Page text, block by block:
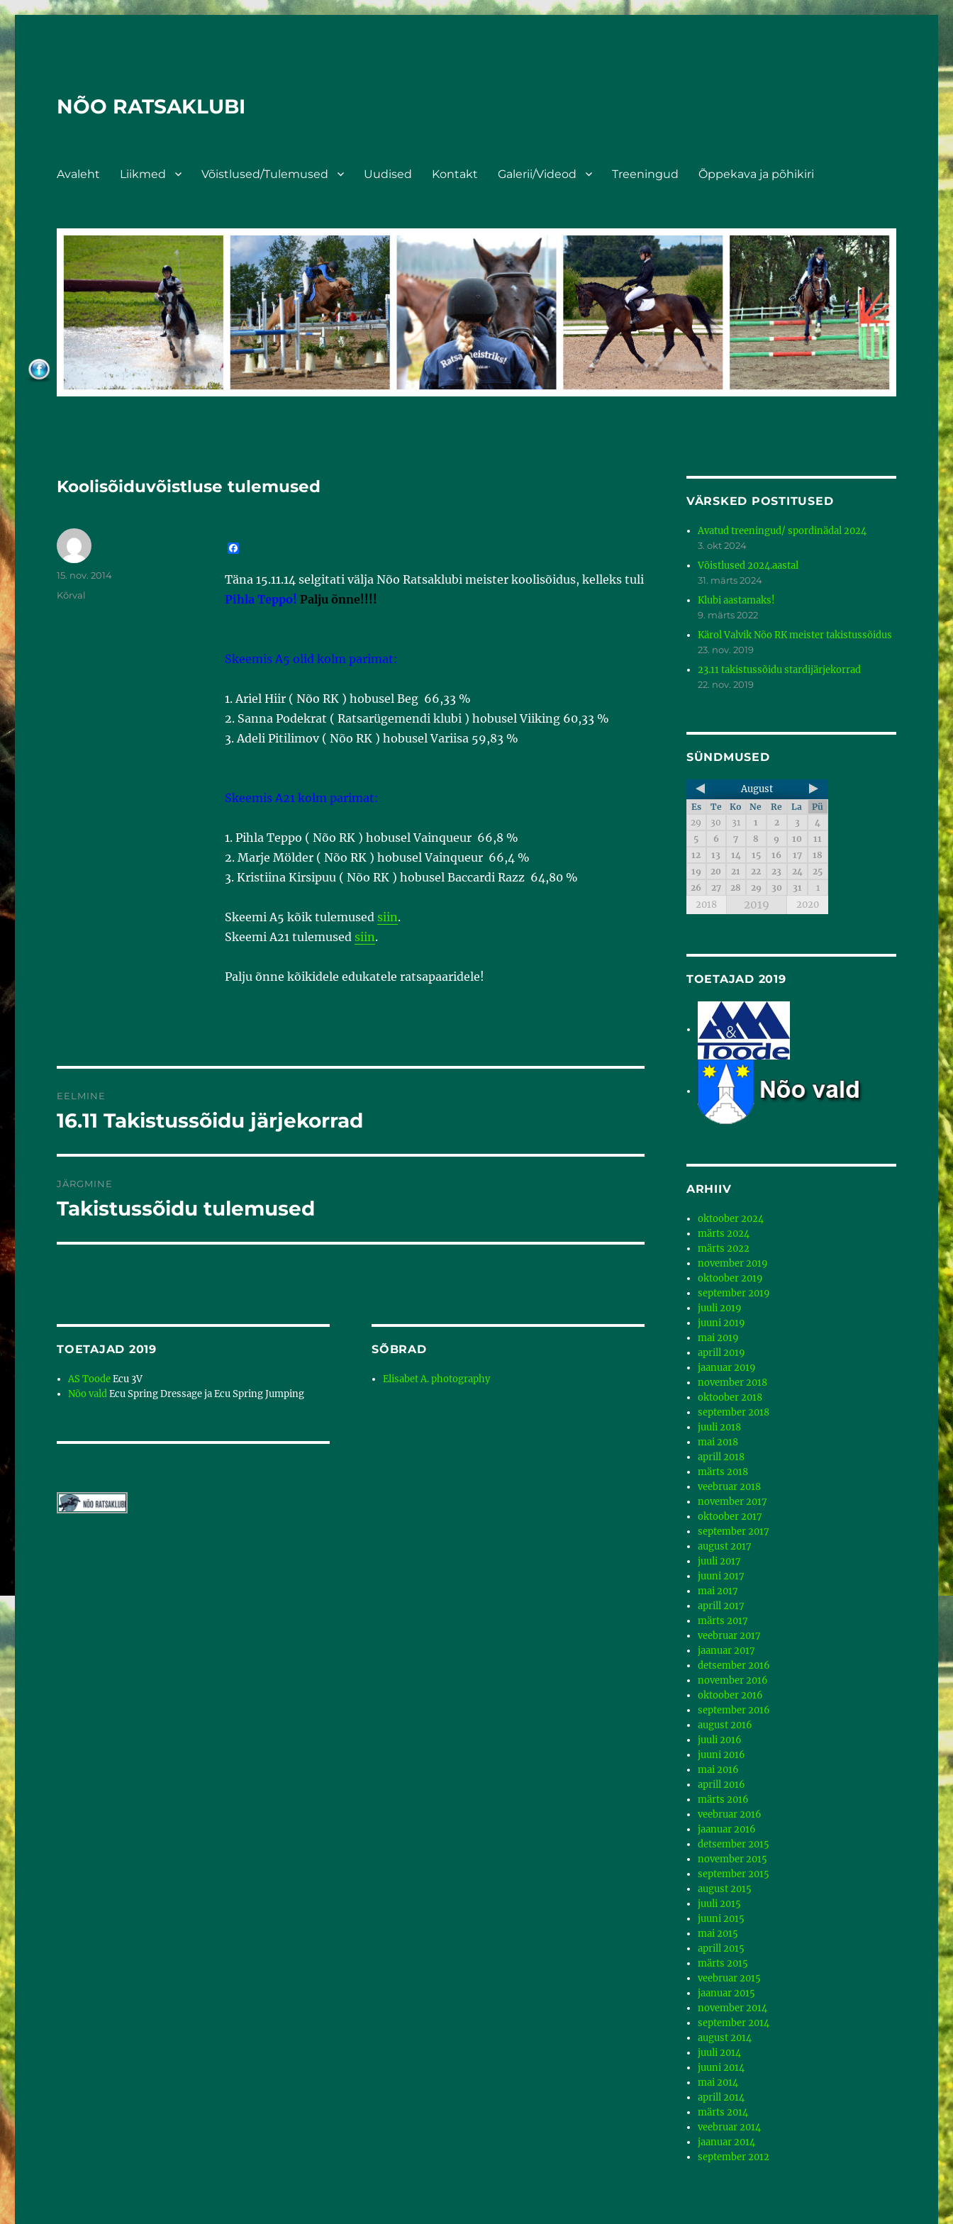
NÕO RATSAKLUBI
Avaleht Liikmed Võistlused/Tulemused Uudised Kontakt Galerii/Videod Treeningud Õppekava ja põhikiri
Koolisõiduvõistluse tulemused
F
e
b
o
Täna 15.11.14 selgitati välja Nõo Ratsaklubi meister koolisõidus, kelleks tuli
Pihla Teppo! Palju õnne!!!!
Skeemis A5 olid kolm parimat:
1. Ariel Hiir ( Nõo RK ) hobusel Beg 66,33 %
2. Sanna Podekrat ( Ratsarügemendi klubi ) hobusel Viiking 60,33 %
3. Adeli Pitilimov ( Nõo RK ) hobusel Variisa 59,83 %
Skeemis A21 kolm parimat:
1. Pihla Teppo ( Nõo RK ) hobusel Vainqueur 66,8 %
2. Marje Mölder ( Nõo RK ) hobusel Vainqueur 66,4 %
3. Kristiina Kirsipuu ( Nõo RK ) hobusel Baccardi Razz 64,80 %
Skeemi A5 kõik tulemused siin.
Skeemi A21 tulemused siin.
Palju õnne kõikidele edukatele ratsapaaridele!
15. nov. 2014
Kõrval
EELMINE
Eelmine
16.11 Takistussõidu järjekorrad
JÄRGMINE
Järgmine
Takistussõidu tulemused
TOETAJAD 2019
AS ToodeEcu 3V
Nõo valdEcu Spring Dressage ja Ecu Spring Jumping
SÕBRAD
Elisabet A. photography
VÄRSKED POSTITUSED
Avatud treeningud/ spordinädal 2024
3. okt 2024
Võistlused 2024.aastal
31. märts 2024
Klubi aastamaks!
9. märts 2022
Kärol Valvik Nõo RK meister takistussõidus
23. nov. 2019
23.11 takistussõidu stardijärjekorrad
22. nov. 2019
SÜNDMUSED
August
Es Te Ko Ne Re La
Pü
29
30 31 1 2 3
4
5
6 7 8 9 10
11
12
13 14 15 16 17
18
19
20 21 22 23 24
25
26
27 28 29 30 31 1
2018 2019 2020
TOETAJAD 2019
ARHIIV
oktoober 2024
märts 2024
märts 2022
november 2019
oktoober 2019
september 2019
juuli 2019
juuni 2019
mai 2019
aprill 2019
jaanuar 2019
november 2018
oktoober 2018
september 2018
juuli 2018
mai 2018
aprill 2018
märts 2018
veebruar 2018
november 2017
oktoober 2017
september 2017
august 2017
juuli 2017
juuni 2017
mai 2017
aprill 2017
märts 2017
veebruar 2017
jaanuar 2017
detsember 2016
november 2016
oktoober 2016
september 2016
august 2016
juuli 2016
juuni 2016
mai 2016
aprill 2016
märts 2016
veebruar 2016
jaanuar 2016
detsember 2015
november 2015
september 2015
august 2015
juuli 2015
juuni 2015
mai 2015
aprill 2015
märts 2015
veebruar 2015
jaanuar 2015
november 2014
september 2014
august 2014
juuli 2014
juuni 2014
mai 2014
aprill 2014
märts 2014
veebruar 2014
jaanuar 2014
september 2012